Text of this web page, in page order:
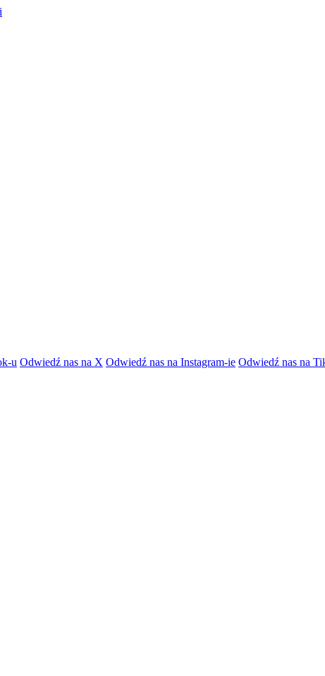
u Odwiedź nas na X Odwiedź nas na Instagram-ie Odwiedź nas na